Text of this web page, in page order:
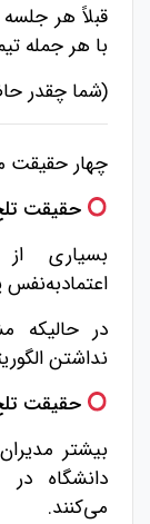
قبلاً هر
با هر جمله
(شما چقدر
چهار حقیقت
حقیقت
بسیاری
در حالیکه
نداشتن
حقیقت
بیشتر
دانشگاه
می‌کنند.